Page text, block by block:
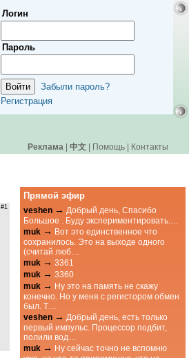
Логин
Пароль
Забыли пароль?
Регистрация
Реклама | 中文 | Помощь | Контакты
#1
Прямой эфир
veshen → Добрый день, Спасибо
Большое . Буду экспериментировать.…
muk → Вот это единственное что
сохранилось. Это на выходе одного
(считай люб…
muk → 3361
muk → 3360
muk → Ну это на память не скажу
конечно. Но у меня с регистором обмен
был. Т…
veshen → Добрый день, есть только
первый импульс. Процессор подбит,
полили вод…
muk → Ну сейчас точно не вспомню